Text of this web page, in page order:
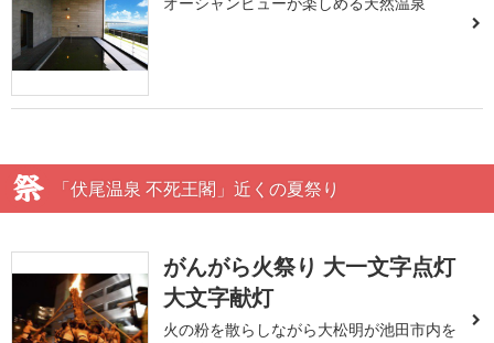
「伏尾温泉 不死王閣」近くの夏祭り
がんがら火祭り 大一文字点灯
大文字献灯
火の粉を散らしながら大松明が池田市内を